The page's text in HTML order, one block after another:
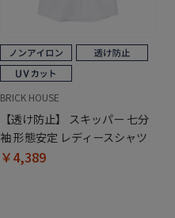
BRICK HOUSE
【透け防止】 スキッパー 七分
袖 形態安定 レディースシャツ
￥4,389